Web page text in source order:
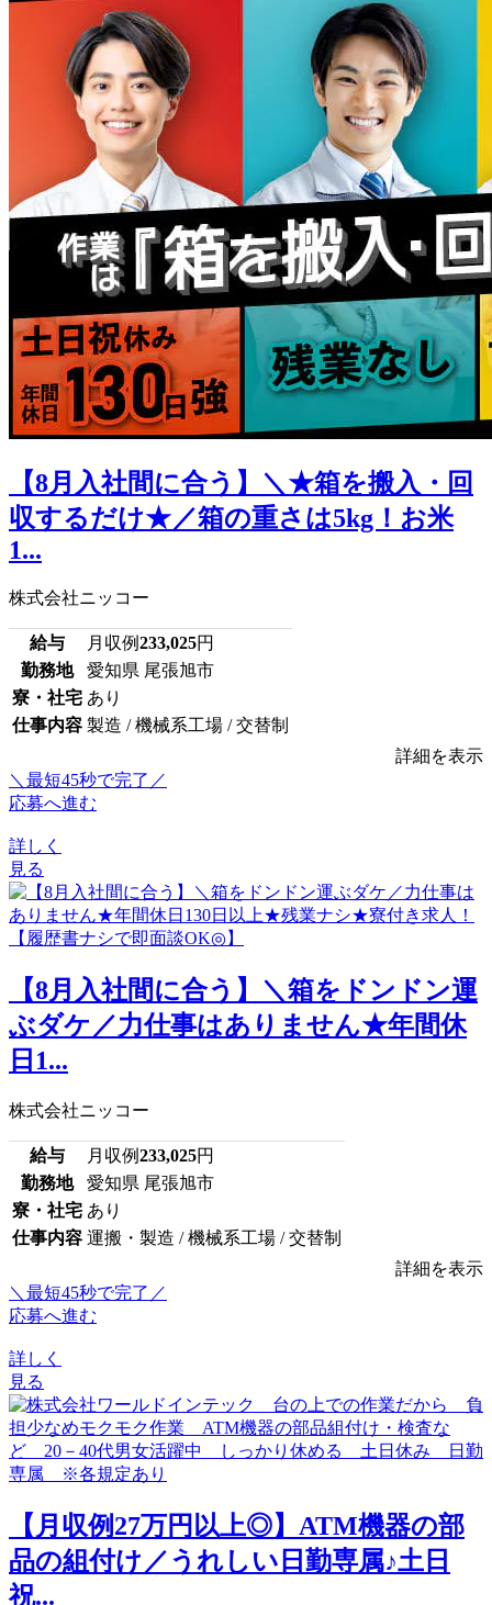
【8月入社間に合う】＼★箱を搬入・回
収するだけ★／箱の重さは5kg！お米
1...
株式会社ニッコー
給与 月収例233,025円
勤務地
愛知県 尾張旭市
寮・社宅 あり
仕事内容 製造 / 機械系工場 / 交替制
詳細を表示
＼最短45秒で完了／
応募へ進む
詳しく
見る
【8月入社間に合う】＼箱をドンドン運
ぶダケ／力仕事はありません★年間休
日1...
株式会社ニッコー
給与 月収例233,025円
勤務地
愛知県 尾張旭市
寮・社宅 あり
仕事内容 運搬・製造 / 機械系工場 / 交替制
詳細を表示
＼最短45秒で完了／
応募へ進む
詳しく
見る
【月収例27万円以上◎】ATM機器の部
品の組付け／うれしい日勤専属♪土日
祝...